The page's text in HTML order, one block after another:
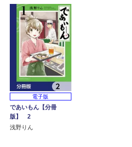
電子版
であいもん【分冊
版】 2
浅野りん